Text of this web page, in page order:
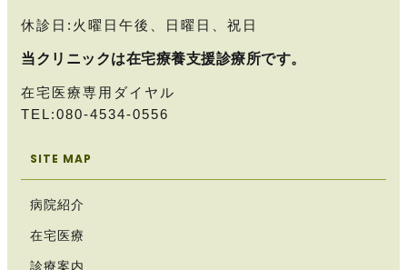
休診日:火曜日午後、日曜日、祝日
当クリニックは在宅療養支援診療所です。
在宅医療専用ダイヤル
TEL:080-4534-0556
SITE MAP
病院紹介
在宅医療
診療案内